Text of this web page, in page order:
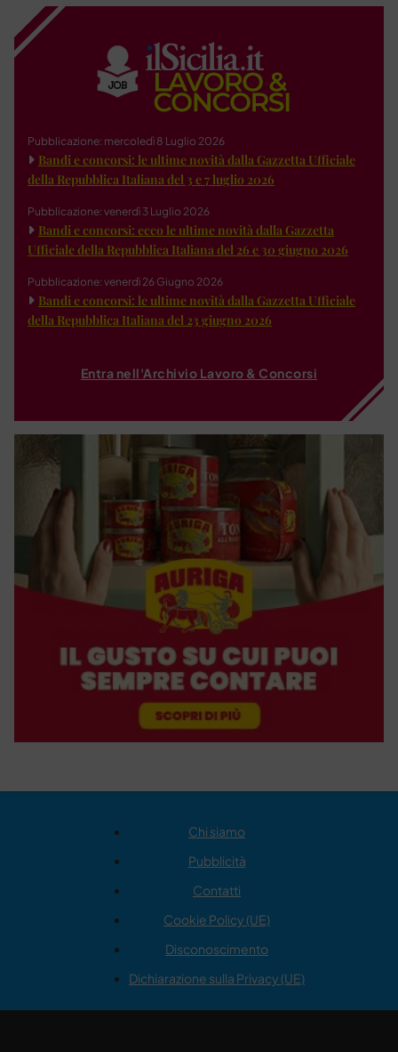
Pubblicazione: mercoledì 8 Luglio 2026
Bandi e concorsi: le ultime novità dalla Gazzetta Ufficiale
della Repubblica Italiana del 3 e 7 luglio 2026
Pubblicazione: venerdì 3 Luglio 2026
Bandi e concorsi: ecco le ultime novità dalla Gazzetta
Ufficiale della Repubblica Italiana del 26 e 30 giugno 2026
Pubblicazione: venerdì 26 Giugno 2026
Bandi e concorsi: le ultime novità dalla Gazzetta Ufficiale
della Repubblica Italiana del 23 giugno 2026
Entra nell'Archivio Lavoro & Concorsi
Chi siamo
Pubblicità
Contatti
Cookie Policy (UE)
Disconoscimento
Dichiarazione sulla Privacy (UE)